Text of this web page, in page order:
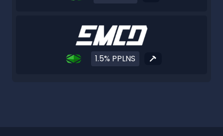
1.5% PPLNS